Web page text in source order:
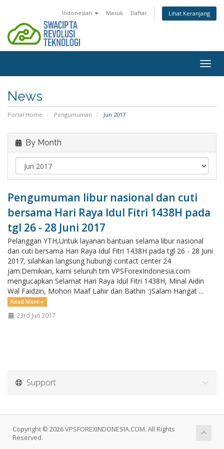
Indonesian Masuk Daftar Lihat Keranjang
News
Portal Home Pengumuman Jun 2017
By Month
Pengumuman libur nasional dan cuti
bersama Hari Raya Idul Fitri 1438H pada
tgl 26 - 28 Juni 2017
Pelanggan YTH,Untuk layanan bantuan selama libur nasional
dan cuti bersama Hari Raya Idul Fitri 1438H pada tgl 26 - 28 Juni
2017, silahkan langsung hubungi contact center 24
jam.Demikian, kami seluruh tim VPSForexIndonesia.com
mengucapkan Selamat Hari Raya Idul Fitri 1438H, Minal Aidin
Wal Faidzin, Mohon Maaf Lahir dan Bathin :)Salam Hangat ...
Read More »
23rd Jun 2017
Support
Copyright © 2026 VPSFOREXINDONESIA.COM. All Rights
Reserved.